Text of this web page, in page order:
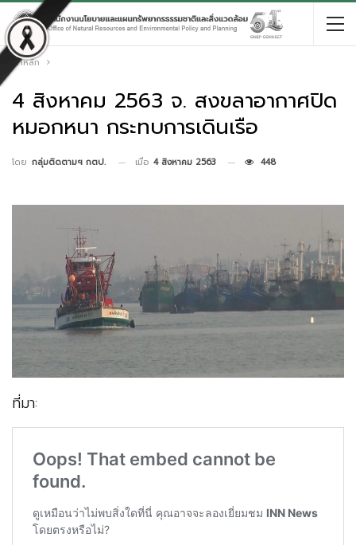
หน้าหลัก
4 สิงหาคม 2563 จ. สงขลาอากาศปิด
หมอกหนา กระทบการเดินเรือ
โดย กลุ่มติดตามฯ กตป. เมื่อ 4 สิงหาคม 2563 448
ที่มา: